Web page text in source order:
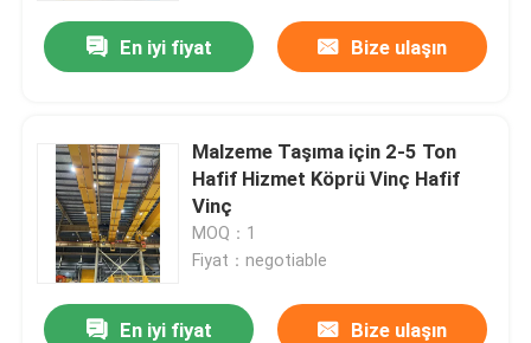
Ürünler
videolar
Hakkımızda
En iyi fiyat Bize ulaşın
Malzeme Taşıma için 2-5 Ton
Hafif Hizmet Köprü Vinç Hafif
Vinç
MOQ：1
Fiyat：negotiable
En iyi fiyat Bize ulaşın